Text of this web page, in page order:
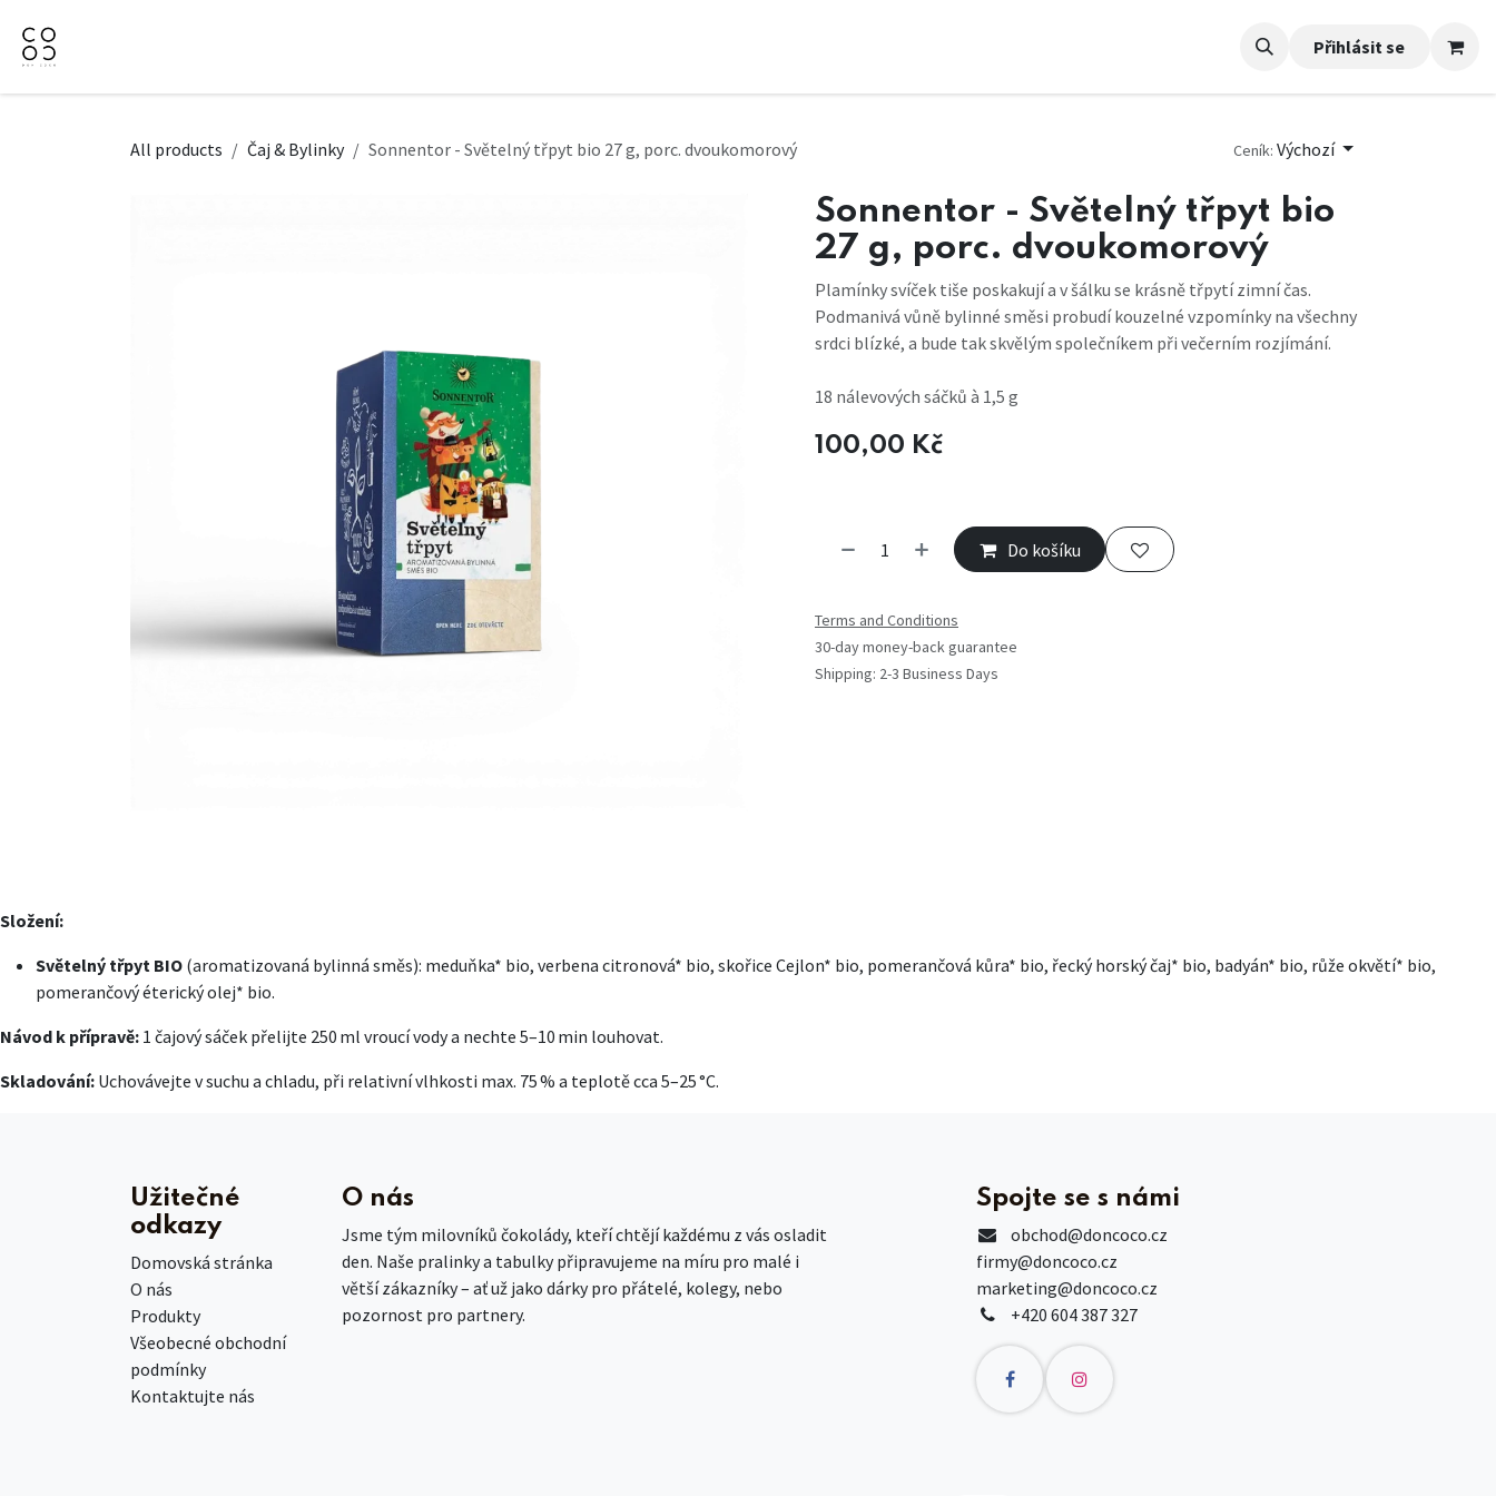
Přihlásit se
All products Čaj & Bylinky Sonnentor - Světelný třpyt bio 27 g, porc. dvoukomorový Ceník: Výchozí
Sonnentor - Světelný třpyt bio
27 g, porc. dvoukomorový
Plamínky svíček tiše poskakují a v šálku se krásně třpytí zimní čas.
Podmanivá vůně bylinné směsi probudí kouzelné vzpomínky na všechny
srdci blízké, a bude tak skvělým společníkem při večerním rozjímání.
18 nálevových sáčků à 1,5 g
100,00 Kč
Do košíku
Terms and Conditions
30-day money-back guarantee
Shipping: 2-3 Business Days
Složení:
Světelný třpyt BIO (aromatizovaná bylinná směs): meduňka* bio, verbena citronová* bio, skořice Cejlon* bio, pomerančová kůra* bio, řecký horský čaj* bio, badyán* bio, růže okvětí* bio,
pomerančový éterický olej* bio.
Návod k přípravě: 1 čajový sáček přelijte 250 ml vroucí vody a nechte 5–10 min louhovat.
Skladování: Uchovávejte v suchu a chladu, při relativní vlhkosti max. 75 % a teplotě cca 5–25 °C.
Užitečné
odkazy
Domovská stránka
O nás
Produkty
Všeobecné obchodní
podmínky
Kontaktujte nás
O nás
Jsme tým milovníků čokolády, kteří chtějí každému z vás osladit
den. Naše pralinky a tabulky připravujeme na míru pro malé i
větší zákazníky – ať už jako dárky pro přátelé, kolegy, nebo
pozornost pro partnery.
Spojte se s námi
obchod@doncoco.cz
firmy@doncoco.cz
marketing@doncoco.cz
+420 604 387 327